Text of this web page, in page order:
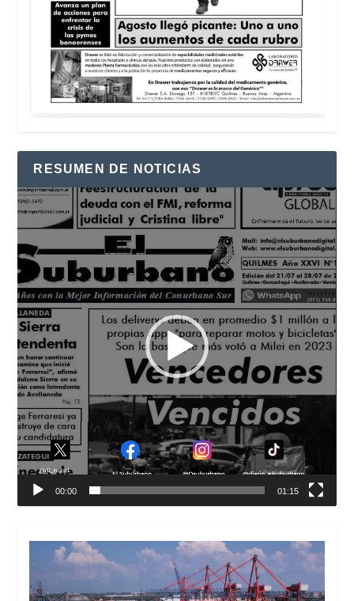
RESUMEN DE NOTICIAS
Reproductor
de
vídeo
00:00 01:15